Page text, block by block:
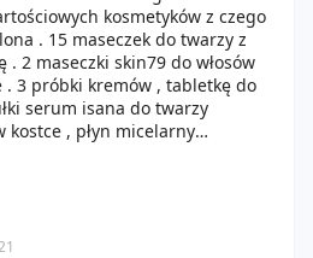
kosmetyków z czego
. 15 maseczek do twarzy z
. 2 maseczki skin79 do włosów
. 3 próbki kremów , tabletkę do
serum isana do twarzy
kostce , płyn micelarny
zapachu . Krem do rąk ,
do kąpieli douglas , pastę do
pasty tej marki . Mleczko do
gosh , płyn micelarny
. odczas porządków w